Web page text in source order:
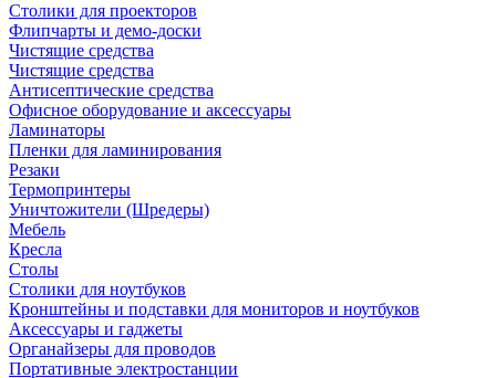
Столики для проекторов
Флипчарты и демо-доски
Чистящие средства
Чистящие средства
Антисептические средства
Офисное оборудование и аксессуары
Ламинаторы
Пленки для ламинирования
Резаки
Термопринтеры
Уничтожители (Шредеры)
Мебель
Кресла
Столы
Столики для ноутбуков
Кронштейны и подставки для мониторов и ноутбуков
Аксессуары и гаджеты
Органайзеры для проводов
Портативные электростанции